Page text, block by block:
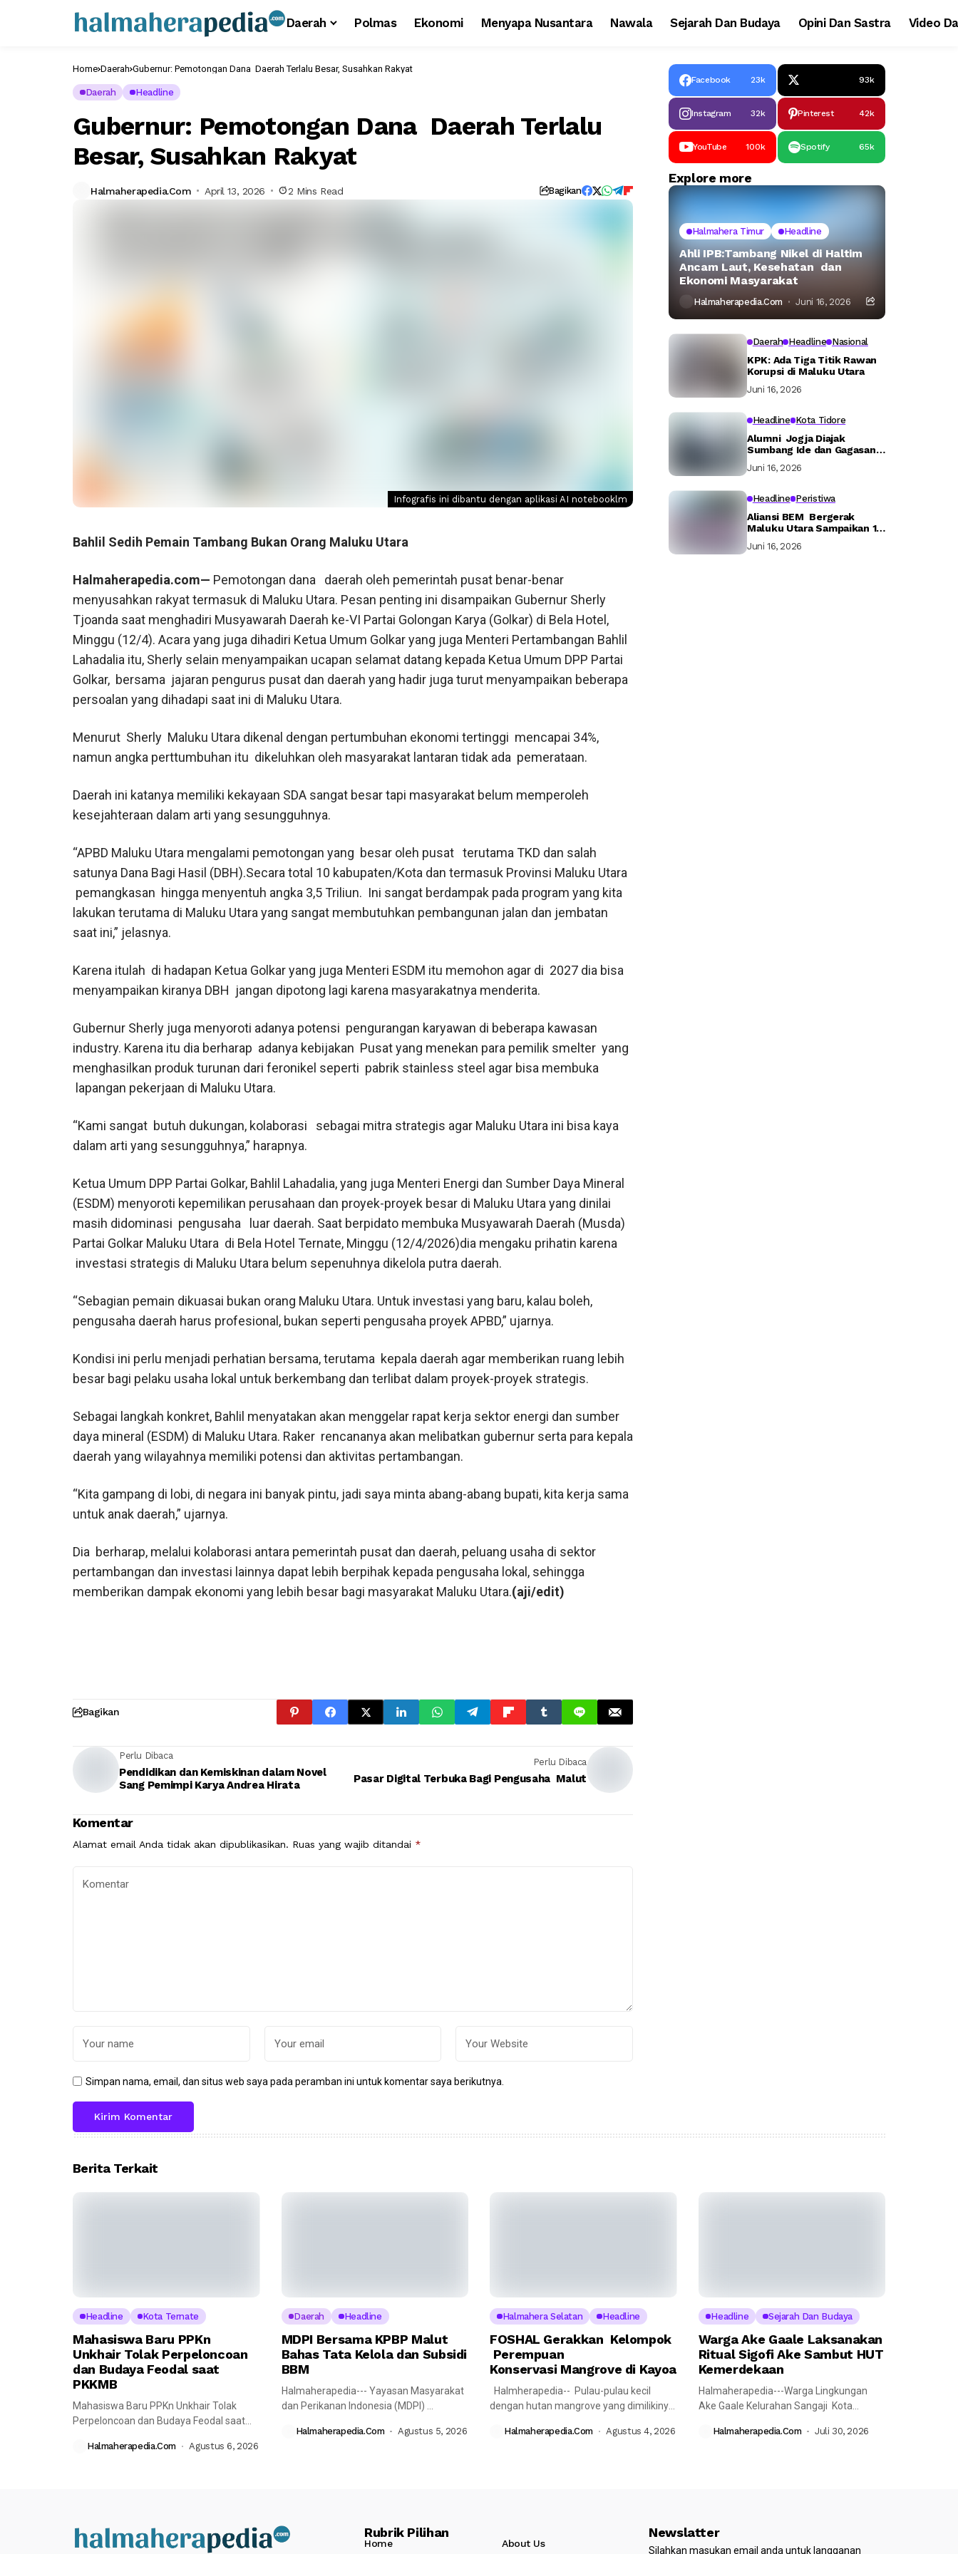
Daerah Polmas Ekonomi Menyapa Nusantara Nawala Sejarah Dan Budaya Opini Dan Sastra Video
Home Daerah Gubernur: Pemotongan Dana Daerah Terlalu Besar, Susahkan Rakyat
Daerah Headline
Gubernur: Pemotongan Dana Daerah Terlalu
Besar, Susahkan Rakyat
Halmaherapedia.com April 13, 2026 2 Mins Read Bagikan
Infografis ini dibantu dengan aplikasi AI notebooklm
Bahlil Sedih Pemain Tambang Bukan Orang Maluku Utara
Halmaherapedia.com— Pemotongan dana daerah oleh pemerintah pusat benar-benar
menyusahkan rakyat termasuk di Maluku Utara. Pesan penting ini disampaikan Gubernur Sherly
Tjoanda saat menghadiri Musyawarah Daerah ke-VI Partai Golongan Karya (Golkar) di Bela Hotel,
Minggu (12/4). Acara yang juga dihadiri Ketua Umum Golkar yang juga Menteri Pertambangan Bahlil
Lahadalia itu, Sherly selain menyampaikan ucapan selamat datang kepada Ketua Umum DPP Partai
Golkar, bersama jajaran pengurus pusat dan daerah yang hadir juga turut menyampaikan beberapa
persoalan yang dihadapi saat ini di Maluku Utara.
Menurut Sherly Maluku Utara dikenal dengan pertumbuhan ekonomi tertinggi mencapai 34%,
namun angka perttumbuhan itu dikeluhkan oleh masyarakat lantaran tidak ada pemerataan.
Daerah ini katanya memiliki kekayaan SDA sangat besar tapi masyarakat belum memperoleh
kesejahteraan dalam arti yang sesungguhnya.
“APBD Maluku Utara mengalami pemotongan yang besar oleh pusat terutama TKD dan salah
satunya Dana Bagi Hasil (DBH).Secara total 10 kabupaten/Kota dan termasuk Provinsi Maluku Utara
pemangkasan hingga menyentuh angka 3,5 Triliun. Ini sangat berdampak pada program yang kita
lakukan terutama di Maluku Utara yang sangat membutuhkan pembangunan jalan dan jembatan
saat ini,” jelasnya.
Karena itulah di hadapan Ketua Golkar yang juga Menteri ESDM itu memohon agar di 2027 dia bisa
menyampaikan kiranya DBH jangan dipotong lagi karena masyarakatnya menderita.
Gubernur Sherly juga menyoroti adanya potensi pengurangan karyawan di beberapa kawasan
industry. Karena itu dia berharap adanya kebijakan Pusat yang menekan para pemilik smelter yang
menghasilkan produk turunan dari feronikel seperti pabrik stainless steel agar bisa membuka
lapangan pekerjaan di Maluku Utara.
“Kami sangat butuh dukungan, kolaborasi sebagai mitra strategis agar Maluku Utara ini bisa kaya
dalam arti yang sesungguhnya,” harapnya.
Ketua Umum DPP Partai Golkar, Bahlil Lahadalia, yang juga Menteri Energi dan Sumber Daya Mineral
(ESDM) menyoroti kepemilikan perusahaan dan proyek-proyek besar di Maluku Utara yang dinilai
masih didominasi pengusaha luar daerah. Saat berpidato membuka Musyawarah Daerah (Musda)
Partai Golkar Maluku Utara di Bela Hotel Ternate, Minggu (12/4/2026)dia mengaku prihatin karena
investasi strategis di Maluku Utara belum sepenuhnya dikelola putra daerah.
“Sebagian pemain dikuasai bukan orang Maluku Utara. Untuk investasi yang baru, kalau boleh,
pengusaha daerah harus profesional, bukan seperti pengusaha proyek APBD,” ujarnya.
Kondisi ini perlu menjadi perhatian bersama, terutama kepala daerah agar memberikan ruang lebih
besar bagi pelaku usaha lokal untuk berkembang dan terlibat dalam proyek-proyek strategis.
Sebagai langkah konkret, Bahlil menyatakan akan menggelar rapat kerja sektor energi dan sumber
daya mineral (ESDM) di Maluku Utara. Raker rencananya akan melibatkan gubernur serta para kepala
daerah yang wilayahnya memiliki potensi dan aktivitas pertambangan.
“Kita gampang di lobi, di negara ini banyak pintu, jadi saya minta abang-abang bupati, kita kerja sama
untuk anak daerah,” ujarnya.
Dia berharap, melalui kolaborasi antara pemerintah pusat dan daerah, peluang usaha di sektor
pertambangan dan investasi lainnya dapat lebih berpihak kepada pengusaha lokal, sehingga
memberikan dampak ekonomi yang lebih besar bagi masyarakat Maluku Utara.(aji/edit)
Bagikan
Perlu Dibaca
Pendidikan dan Kemiskinan dalam Novel
Sang Pemimpi Karya Andrea Hirata
Perlu Dibaca
Pasar Digital Terbuka Bagi Pengusaha Malut
Komentar
Alamat email Anda tidak akan dipublikasikan. Ruas yang wajib ditandai *
Simpan nama, email, dan situs web saya pada peramban ini untuk komentar saya berikutnya.
Facebook 23k 93k
Instagram 32k Pinterest 42k
YouTube 100k Spotify 65k
Explore more
Halmahera Timur Headline
Ahli IPB:Tambang Nikel di Haltim
Ancam Laut, Kesehatan dan
Ekonomi Masyarakat
Halmaherapedia.com Juni 16, 2026
Daerah Headline Nasional
KPK: Ada Tiga Titik Rawan
Korupsi di Maluku Utara
Juni 16, 2026
Headline Kota Tidore
Alumni Jogja Diajak
Sumbang Ide dan Gagasan
Juni 16, 2026
Headline Peristiwa
Aliansi BEM Bergerak
Maluku Utara Sampaikan 16
Juni 16, 2026
Berita Terkait
Headline Kota Ternate
Mahasiswa Baru PPKn
Unkhair Tolak Perpeloncoan
dan Budaya Feodal saat
PKKMB
Mahasiswa Baru PPKn Unkhair Tolak
Perpeloncoan dan Budaya Feodal saat
Halmaherapedia.com Agustus 6, 2026
Daerah Headline
MDPI Bersama KPBP Malut
Bahas Tata Kelola dan Subsidi
BBM
Halmaherapedia--- Yayasan Masyarakat
dan Perikanan Indonesia (MDPI)
bersama Komite...
Halmaherapedia.com Agustus 5, 2026
Halmahera Selatan Headline
FOSHAL Gerakkan Kelompok
Perempuan
Konservasi Mangrove di Kayoa
Halmherapedia-- Pulau-pulau kecil
dengan hutan mangrove yang dimilikinya,
Halmaherapedia.com Agustus 4, 2026
Headline Sejarah Dan Budaya
Warga Ake Gaale Laksanakan
Ritual Sigofi Ake Sambut HUT
Kemerdekaan
Halmaherapedia---Warga Lingkungan
Ake Gaale Kelurahan Sangaji Kota
Halmaherapedia.com Juli 30, 2026
Rubrik Pilihan
Home About Us
Newslatter
Silahkan masukan email anda untuk langganan